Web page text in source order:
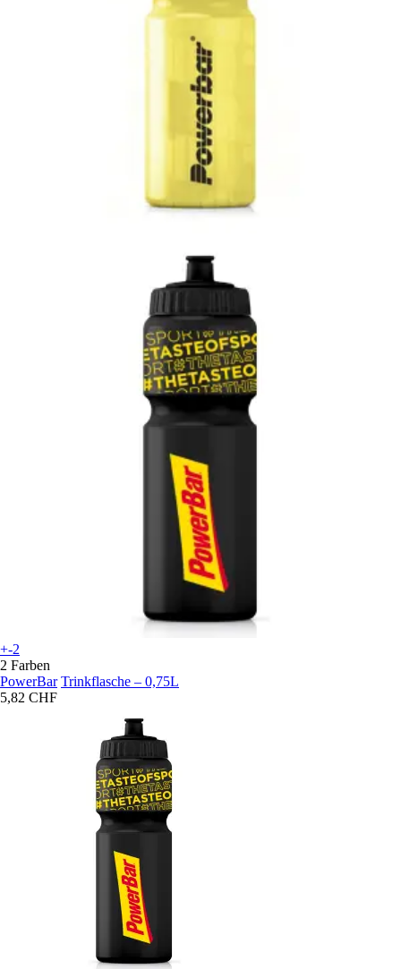
+-2
2 Farben
PowerBar Trinkflasche – 0,75L
5,82 CHF